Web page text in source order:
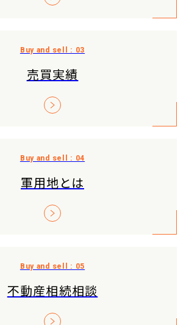
売買実績
軍用地とは
不動産相続相談